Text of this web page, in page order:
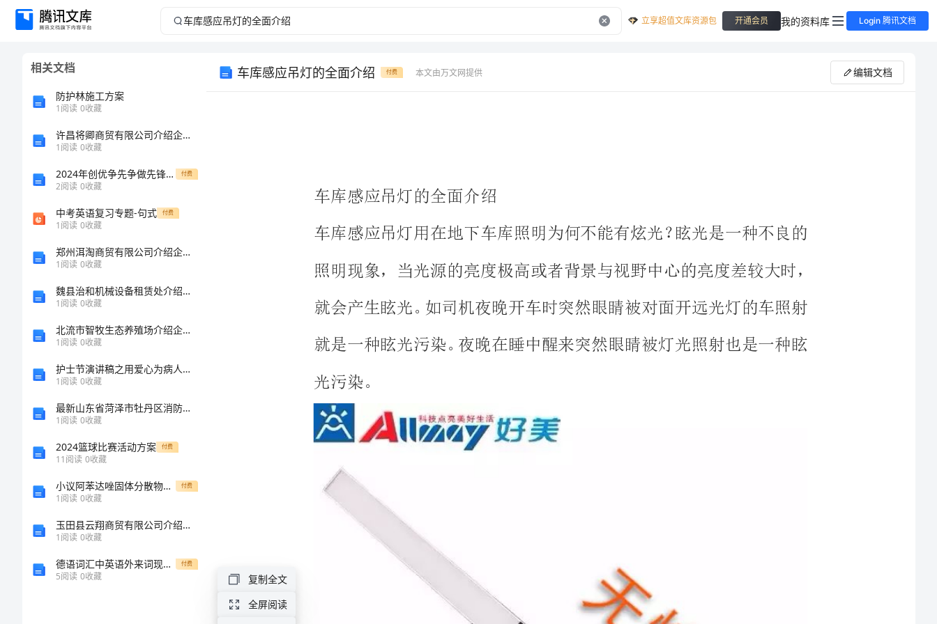
车
立享超值文库资源包 开通会员 我的资料库 Login 腾讯文档
相关文档
防护林施工方案
1阅读 0收藏
许昌将卿商贸有限公司介绍企业发展分析报告
1阅读 0收藏
2024年创优争先争做先锋演讲稿 付费
2阅读 0收藏
中考英语复习专题-句式 付费
1阅读 0收藏
郑州洱淘商贸有限公司介绍企业发展分析报告
1阅读 0收藏
魏县治和机械设备租赁处介绍企业发展分析报告
1阅读 0收藏
北流市智牧生态养殖场介绍企业发展分析报告
1阅读 0收藏
护士节演讲稿之用爱心为病人撑起蓝天
1阅读 0收藏
最新山东省菏泽市牡丹区消防设施操作员消防设备高级技能考试题库含答案（研优卷）
1阅读 0收藏
2024篮球比赛活动方案 付费
11阅读 0收藏
小议阿苯达唑固体分散物的制备及体外溶出特性探究 付费
1阅读 0收藏
玉田县云翔商贸有限公司介绍企业发展分析报告
1阅读 0收藏
德语词汇中英语外来词现象及学习策略 付费
5阅读 0收藏
车库感应吊灯的全面介绍 付费 本文由万文网提供 编辑文档
就会产生眩光。如司机夜晚开车时突然眼睛被对面开远光灯的车照射
就是一种眩光污染。夜晚在睡中醒来突然眼睛被灯光照射也是一种眩
复制全文
全屏阅读